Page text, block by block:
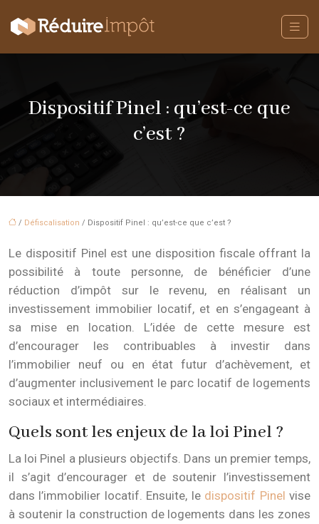
Dispositif Pinel : qu’est-ce que
c’est ?
/ Défiscalisation / Dispositif Pinel : qu’est-ce que c’est ?
Le dispositif Pinel est une disposition fiscale offrant la
possibilité à toute personne, de bénéficier d’une
réduction d’impôt sur le revenu, en réalisant un
investissement immobilier locatif, et en s’engageant à
sa mise en location. L’idée de cette mesure est
d’encourager les contribuables à investir dans
l’immobilier neuf ou en état futur d’achèvement, et
d’augmenter inclusivement le parc locatif de logements
sociaux et intermédiaires.
Quels sont les enjeux de la loi Pinel ?
La loi Pinel a plusieurs objectifs. Dans un premier temps,
il s’agit d’encourager et de soutenir l’investissement
dans l’immobilier locatif. Ensuite, le dispositif Pinel vise
à soutenir la construction de logements dans les zones